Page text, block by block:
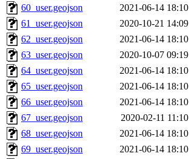
60_user.geojson
2021-06-14 18:10
61_user.geojson
2020-10-21 14:09
62_user.geojson
2021-06-14 18:10
63_user.geojson
2020-10-07 09:19
64_user.geojson
2021-06-14 18:10
65_user.geojson
2021-06-14 18:10
66_user.geojson
2021-06-14 18:10
67_user.geojson
2020-02-11 11:10
68_user.geojson
2021-06-14 18:10
69_user.geojson
2021-06-14 18:10